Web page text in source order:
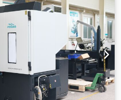
mm Velocidad de la cinta:
20 a 100 m/min Capacidad de
Capacidad de corte a 0°
de corte a 0° plano: 610x440
redondo: 410 mm, cuadrado:
a 60° redondo: 320 mm,
de corte a -45° redondo: 410
de corte a -60°
285 mm Altura de trabajo: